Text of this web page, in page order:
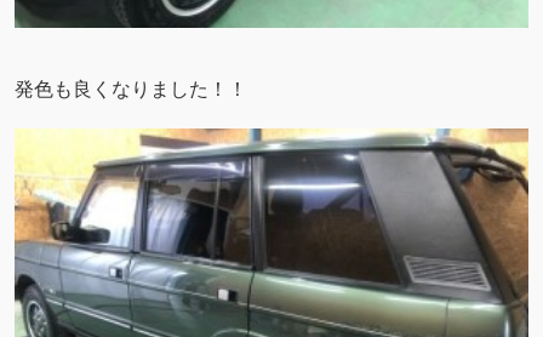
発色も良くなりました！！